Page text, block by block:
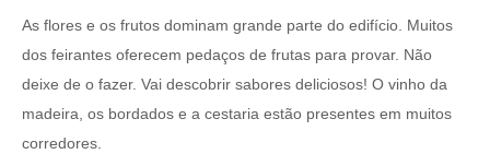
As flores e os frutos dominam grande parte do edifício. Muitos
dos feirantes oferecem pedaços de frutas para provar. Não
deixe de o fazer. Vai descobrir sabores deliciosos! O vinho da
madeira, os bordados e a cestaria estão presentes em muitos
corredores.